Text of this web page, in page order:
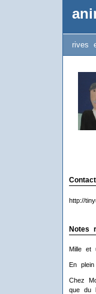
rives
Contact
http://
Notes
Mille et
En
Chez
que du